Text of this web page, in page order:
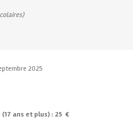
2025
ans et plus) : 25 €